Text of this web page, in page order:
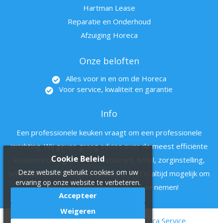
Hartman Lease
Reparatie en Onderhoud
Afzuiging Horeca
Onze beloften
Alles voor in en om de Horeca
Voor service, kwaliteit en garantie
Info
Een professionele keuken vraagt om een professionele
inrichting. Wij geven graag advies over de meest efficiënte
keukeninrichting voor uw restaurant, hotel, zorginstelling,
schoolkantine of bedrijfsrestaurant. Het is altijd mogelijk om
vrijblijvend contact met ons op te nemen!
© 2011 - 2022 Hartman en zn Horeca Service.
Cookie Beleid
Deze website gebruikt cookies om uw
ervaring op onze website te verbeteren.
Accepteer
Weigeren